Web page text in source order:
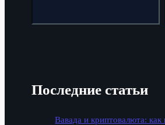
Последние статьи
Вавада и криптовалюта: как